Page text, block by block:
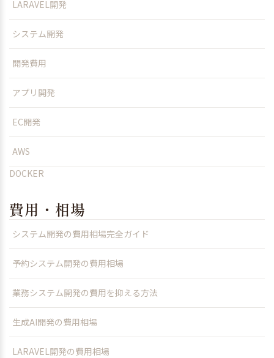
LARAVEL開発
システム開発
開発費用
アプリ開発
EC開発
AWS
DOCKER
費用・相場
システム開発の費用相場完全ガイド
予約システム開発の費用相場
業務システム開発の費用を抑える方法
生成AI開発の費用相場
LARAVEL開発の費用相場